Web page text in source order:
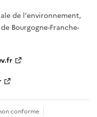
de l'environnement,
Bourgogne-Franche-
conforme